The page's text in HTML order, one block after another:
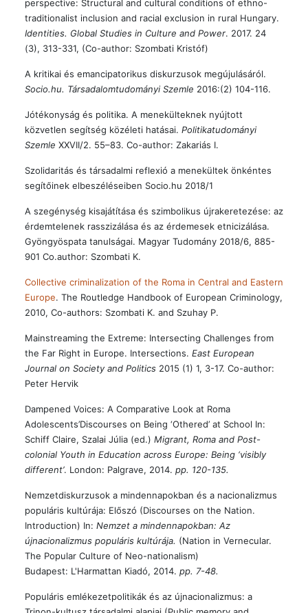
perspective: Structural and cultural conditions of ethno-
traditionalist inclusion and racial exclusion in rural Hungary.
Identities. Global Studies in Culture and Power. 2017. 24
(3), 313-331, (Co-author: Szombati Kristóf)
A kritikai és emancipatorikus diskurzusok megújulásáról.
Socio.hu. Társadalomtudományi Szemle 2016:(2) 104-116.
Jótékonyság és politika. A menekülteknek nyújtott
közvetlen segítség közéleti hatásai. Politikatudományi
Szemle XXVII/2. 55–83. Co-author: Zakariás I.
Szolidaritás és társadalmi reflexió a menekültek önkéntes
segítőinek elbeszéléseiben Socio.hu 2018/1
A szegénység kisajátítása és szimbolikus újrakeretezése: az
érdemtelenek rasszizálása és az érdemesek etnicizálása.
Gyöngyöspata tanulságai. Magyar Tudomány 2018/6, 885-
901 Co.author: Szombati K.
Collective criminalization of the Roma in Central and Eastern
Europe. The Routledge Handbook of European Criminology,
2010, Co-authors: Szombati K. and Szuhay P.
Mainstreaming the Extreme: Intersecting Challenges from
the Far Right in Europe. Intersections. East European
Journal on Society and Politics2015 (1) 1, 3-17. Co-author:
Peter Hervik
Dampened Voices: A Comparative Look at Roma
Adolescents’Discourses on Being ‘Othered’ at School In:
Schiff Claire, Szalai Júlia (ed.) Migrant, Roma and Post-
colonial Youth in Education across Europe: Being ‘visibly
different’. London: Palgrave, 2014. pp. 120-135.
Nemzetdiskurzusok a mindennapokban és a nacionalizmus
populáris kultúrája: Előszó (Discourses on the Nation.
Introduction) In: Nemzet a mindennapokban: Az
újnacionalizmus populáris kultúrája. (Nation in Vernecular.
The Popular Culture of Neo-nationalism)
Budapest: L'Harmattan Kiadó, 2014. pp. 7-48.
Populáris emlékezetpolitikák és az újnacionalizmus: a